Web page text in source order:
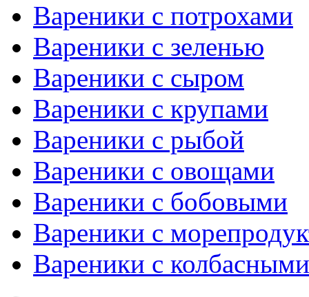
Вареники с потрохами
Вареники с зеленью
Вареники с сыром
Вареники с крупами
Вареники с рыбой
Вареники с овощами
Вареники с бобовыми
Вареники с
Вареники с